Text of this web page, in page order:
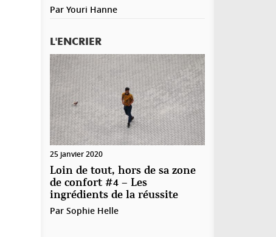
Par Youri Hanne
L'ENCRIER
25 janvier 2020
Loin de tout, hors de sa zone
de confort #4 – Les
ingrédients de la réussite
Par Sophie Helle